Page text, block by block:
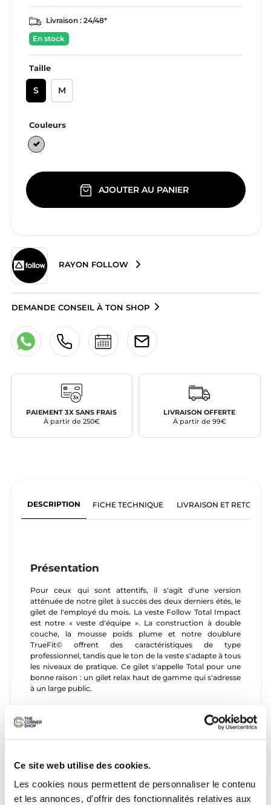
Ce site web utilise des cookies.
Les cookies nous permettent de personnaliser le contenu
et les annonces, d'offrir des fonctionnalités relatives aux
Livraison : 24/48*
En stock
Taille
S M
Couleurs
Gris
AJOUTER AU PANIER
RAYON FOLLOW
DEMANDE CONSEIL À TON SHOP
PAIEMENT 3X SANS FRAIS
À partir de 250€
LIVRAISON OFFERTE
À partir de 99€
DESCRIPTION FICHE TECHNIQUE LIVRAISON ET RETOURS
Présentation
Pour ceux qui sont attentifs, il s'agit d'une version
atténuée de notre gilet à succès des deux derniers étés, le
gilet de l'employé du mois. La veste Follow Total Impact
est notre « veste d'équipe ». La construction à double
couche, la mousse poids plume et notre doublure
TrueFit© offrent des caractéristiques de type
professionnel, tandis que le ton de la veste s'adapte à tous
les niveaux de pratique. Ce gilet s'appelle Total pour une
bonne raison : un gilet relax haut de gamme qui s'adresse
à un large public.
La coupe décontractée offre une grande liberté de
manière unique pour chaque gilet, du 2XS au 6XL.
- Polyester Chevron
- Construction à double couche